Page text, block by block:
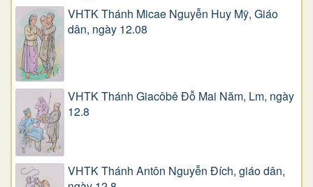
VHTK Thánh Micae Nguyễn Huy Mỹ, Giáo
dân, ngày 12.08
VHTK Thánh Giacôbê Ðỗ Mai Năm, Lm, ngày
12.8
VHTK Thánh Antôn Nguyễn Ðích, giáo dân,